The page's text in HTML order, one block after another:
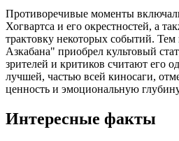
Противоречивые моменты
Хогвартса и его окрестностей, а
трактовку некоторых событий.
Азкабана" приобрел культовый
зрителей и критиков считают его
лучшей, частью всей киносаги,
ценность и эмоциональную
Интересные факты